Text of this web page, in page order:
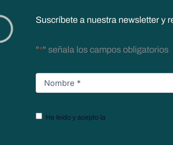
Suscríbete a nuestra newsletter y
"*" señala los campos obligatorios
Nombre
TextoHe leído y acepto la